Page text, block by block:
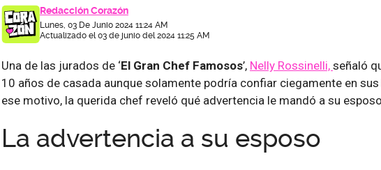
Redacción Corazón
Lunes, 03 De Junio 2024 11:24 AM
Actualizado el 03 de junio del 2024 11:25 AM
Una de las jurados de ‘El Gran Chef Famosos’, Nelly Rossinelli, señaló
10 años de casada aunque solamente podría confiar ciegamente en
ese motivo, la querida chef reveló qué advertencia le mandó a su
La advertencia a su esposo